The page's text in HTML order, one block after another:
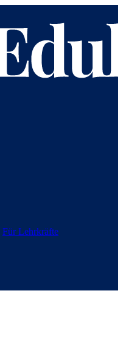
Für Lehrkräfte